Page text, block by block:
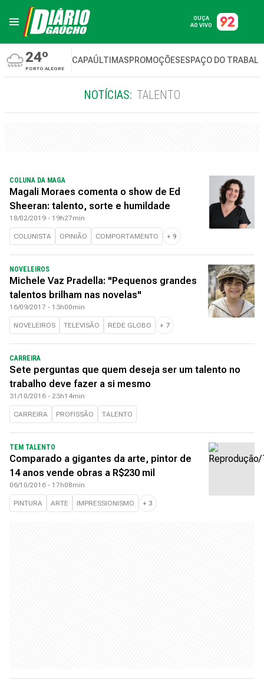
OUÇA
AO VIVO
24º
PORTO ALEGRE
CAPAÚLTIMASPROMOÇÕESESPAÇO DO
NOTÍCIAS: TALENTO
COLUNA DA MAGA
Magali Moraes comenta o show de Ed
Sheeran: talento, sorte e humildade
18/02/2019 - 19h27min
COLUNISTA OPINIÃO COMPORTAMENTO + 9
NOVELEIROS
Michele Vaz Pradella: "Pequenos grandes
talentos brilham nas novelas"
16/09/2017 - 13h00min
NOVELEIROS TELEVISÃO REDE GLOBO + 7
CARREIRA
Sete perguntas que quem deseja ser um talento no
trabalho deve fazer a si mesmo
31/10/2016 - 23h14min
CARREIRA PROFISSÃO TALENTO
TEM TALENTO
Comparado a gigantes da arte, pintor de
14 anos vende obras a R$230 mil
06/10/2016 - 17h08min
PINTURA ARTE IMPRESSIONISMO + 3